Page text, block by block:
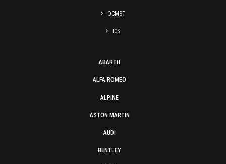
OCMST
ICS
ABARTH
ALFA ROMEO
ALPINE
ASTON MARTIN
AUDI
BENTLEY